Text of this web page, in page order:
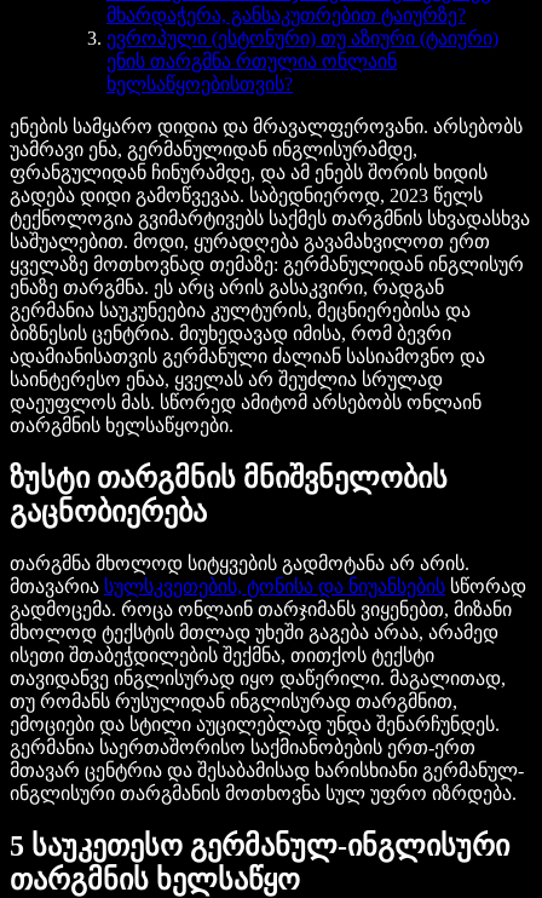
მხარდაჭერა, განსაკუთრებით ტაიურზე?
ევროპული (ესტონური) თუ აზიური (ტაიური)
ენის თარგმნა რთულია ონლაინ
ხელსაწყოებისთვის?
ენების სამყარო დიდია და მრავალფეროვანი. არსებობს
უამრავი ენა, გერმანულიდან ინგლისურამდე,
ფრანგულიდან ჩინურამდე, და ამ ენებს შორის ხიდის
გადება დიდი გამოწვევაა. საბედნიეროდ, 2023 წელს
ტექნოლოგია გვიმარტივებს საქმეს თარგმნის სხვადასხვა
საშუალებით. მოდი, ყურადღება გავამახვილოთ ერთ
ყველაზე მოთხოვნად თემაზე: გერმანულიდან ინგლისურ
ენაზე თარგმნა. ეს არც არის გასაკვირი, რადგან
გერმანია საუკუნეებია კულტურის, მეცნიერებისა და
ბიზნესის ცენტრია. მიუხედავად იმისა, რომ ბევრი
ადამიანისათვის გერმანული ძალიან სასიამოვნო და
საინტერესო ენაა, ყველას არ შეუძლია სრულად
დაეუფლოს მას. სწორედ ამიტომ არსებობს ონლაინ
თარგმნის ხელსაწყოები.
ზუსტი თარგმნის მნიშვნელობის
გაცნობიერება
თარგმნა მხოლოდ სიტყვების გადმოტანა არ არის.
მთავარია სულსკვეთების, ტონისა და ნიუანსების სწორად
გადმოცემა. როცა ონლაინ თარჯიმანს ვიყენებთ, მიზანი
მხოლოდ ტექსტის მთლად უხეში გაგება არაა, არამედ
ისეთი შთაბეჭდილების შექმნა, თითქოს ტექსტი
თავიდანვე ინგლისურად იყო დაწერილი. მაგალითად,
თუ რომანს რუსულიდან ინგლისურად თარგმნით,
ემოციები და სტილი აუცილებლად უნდა შენარჩუნდეს.
გერმანია საერთაშორისო საქმიანობების ერთ-ერთ
მთავარ ცენტრია და შესაბამისად ხარისხიანი გერმანულ-
ინგლისური თარგმანის მოთხოვნა სულ უფრო იზრდება.
5 საუკეთესო გერმანულ-ინგლისური
თარგმნის ხელსაწყო